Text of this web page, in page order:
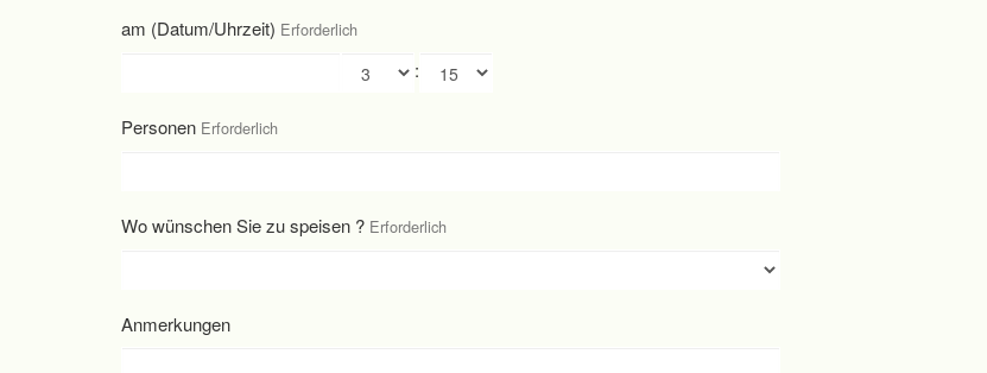
am (Datum/Uhrzeit) Erforderlich
:
Personen Erforderlich
Wo wünschen Sie zu speisen ? Erforderlich
Anmerkungen